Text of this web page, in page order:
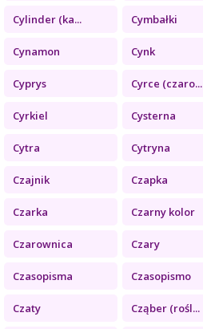
Cylinder (ka... Cymbałki
Cynamon Cynk
Cyprys Cyrce (czaro...
Cyrkiel Cysterna
Cytra Cytryna
Czajnik Czapka
Czarka Czarny kolor
Czarownica Czary
Czasopisma Czasopismo
Czaty Cząber (rośl...